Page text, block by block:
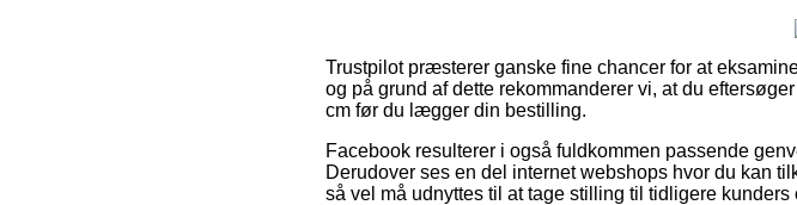
Trustpilot præsterer ganske fine chancer for at
og på grund af dette rekommanderer vi, at du
cm før du lægger din bestilling.
Facebook resulterer i også fuldkommen passende
Derudover ses en del internet webshops hvor du kan
så vel må udnyttes til at tage stilling til tidligere kunders